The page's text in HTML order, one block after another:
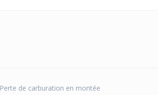
Perte de carburation en montée